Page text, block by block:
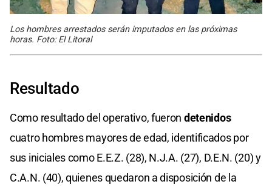
Los hombres arrestados serán imputados en las próximas
horas. Foto: El Litoral
Resultado
Como resultado del operativo, fueron detenidos
cuatro hombres mayores de edad, identificados por
sus iniciales como E.E.Z. (28), N.J.A. (27), D.E.N. (20) y
C.A.N. (40), quienes quedaron a disposición de la